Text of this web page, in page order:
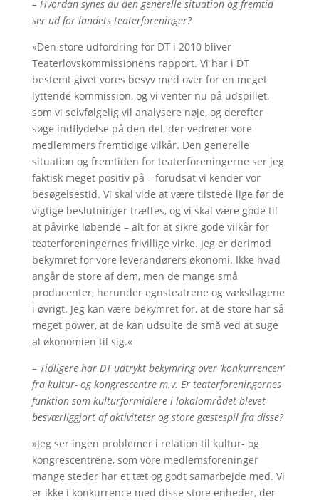
– Hvordan synes du den generelle situation og fremtid
ser ud for landets teaterforeninger?
»Den store udfordring for DT i 2010 bliver
Teaterlovskommissionens rapport. Vi har i DT
bestemt givet vores besyv med over for en meget
lyttende kommission, og vi venter nu på udspillet,
som vi selvfølgelig vil analysere nøje, og derefter
søge indflydelse på den del, der vedrører vore
medlemmers fremtidige vilkår. Den generelle
situation og fremtiden for teaterforeningerne ser jeg
faktisk meget positiv på – forudsat vi kender vor
besøgelsestid. Vi skal vide at være tilstede lige før de
vigtige beslutninger træffes, og vi skal være gode til
at påvirke løbende – alt for at sikre gode vilkår for
teaterforeningernes frivillige virke. Jeg er derimod
bekymret for vore leverandørers økonomi. Ikke hvad
angår de store af dem, men de mange små
producenter, herunder egnsteatrene og vækstlagene
i øvrigt. Jeg kan være bekymret for, at de store har så
meget power, at de kan udsulte de små ved at suge
al økonomien til sig.«
– Tidligere har DT udtrykt bekymring over ’konkurrencen’
fra kultur- og kongrescentre m.v. Er teaterforeningernes
funktion som kulturformidlere i lokalområdet blevet
besværliggjort af aktiviteter og store gæstespil fra disse?
»Jeg ser ingen problemer i relation til kultur- og
kongrescentrene, som vore medlemsforeninger
mange steder har et tæt og godt samarbejde med. Vi
er ikke i konkurrence med disse store enheder, der